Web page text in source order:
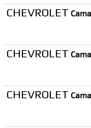
CHEVROLET
CHEVROLET
CHEVROLET